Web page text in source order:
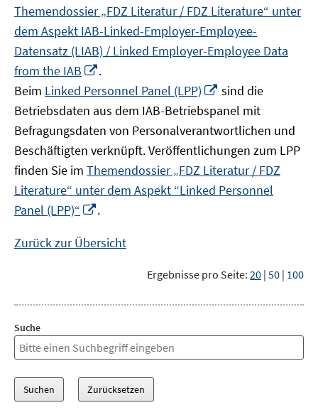
Themendossier „FDZ Literatur / FDZ Literature“ unter
dem Aspekt IAB-Linked-Employer-Employee-
Datensatz (LIAB) / Linked Employer-Employee Data
from the IAB
neuem
Fenster
öffnen
.
Beim Linked Personnel Panel (LPP)
In
neuem
Fenster
öffnen
sind die
Betriebsdaten aus dem IAB-Betriebspanel mit
Befragungsdaten von Personalverantwortlichen und
Beschäftigten verknüpft. Veröffentlichungen zum LPP
finden Sie im Themendossier „FDZ Literatur / FDZ
Literature“ unter dem Aspekt “Linked Personnel
Panel (LPP)“
Fenster
.
Zurück zur Übersicht
Ergebnisse pro Seite: 20 | 50 | 100
Suche